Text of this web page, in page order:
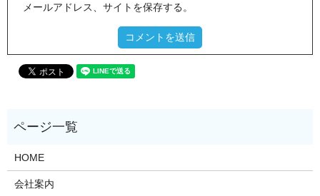
メールアドレス、サイトを保存する。
HOME
会社案内